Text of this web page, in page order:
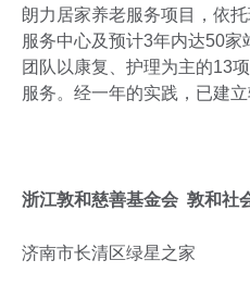
朗力居家养老服务项目，依
服务中心及预计3年内达50
团队以康复、护理为主的13
服务。经一年的实践，已建
浙江敦和慈善基金会 敦和社
济南市长清区绿星之家